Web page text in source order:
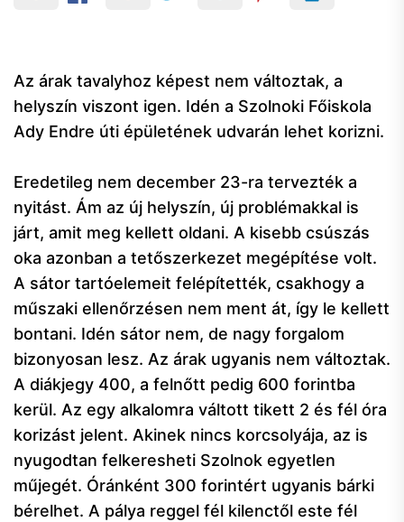
Az árak tavalyhoz képest nem változtak, a
helyszín viszont igen. Idén a Szolnoki Főiskola
Ady Endre úti épületének udvarán lehet korizni.
Eredetileg nem december 23-ra tervezték a
nyitást. Ám az új helyszín, új problémakkal is
járt, amit meg kellett oldani. A kisebb csúszás
oka azonban a tetőszerkezet megépítése volt.
A sátor tartóelemeit felépítették, csakhogy a
műszaki ellenőrzésen nem ment át, így le kellett
bontani. Idén sátor nem, de nagy forgalom
bizonyosan lesz. Az árak ugyanis nem változtak.
A diákjegy 400, a felnőtt pedig 600 forintba
kerül. Az egy alkalomra váltott tikett 2 és fél óra
korizást jelent. Akinek nincs korcsolyája, az is
nyugodtan felkeresheti Szolnok egyetlen
műjegét. Óránként 300 forintért ugyanis bárki
bérelhet. A pálya reggel fél kilenctől este fél